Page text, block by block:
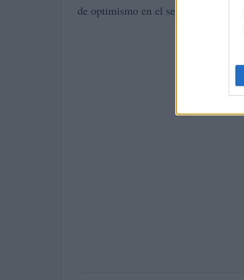
de optimismo en el sector.